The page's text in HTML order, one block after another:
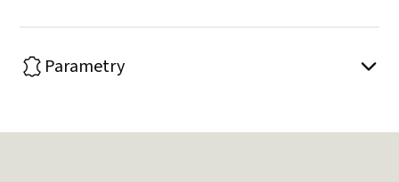
Parametry